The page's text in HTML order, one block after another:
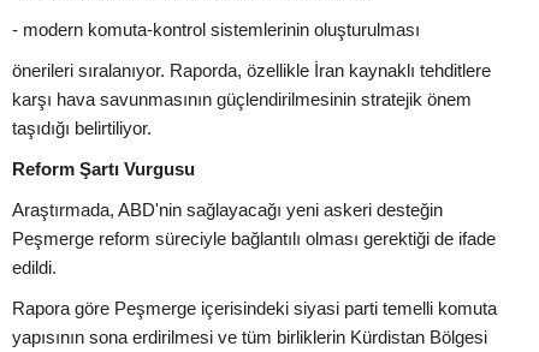
- modern komuta-kontrol sistemlerinin oluşturulması
önerileri sıralanıyor. Raporda, özellikle İran kaynaklı tehditlere
karşı hava savunmasının güçlendirilmesinin stratejik önem
taşıdığı belirtiliyor.
Reform Şartı Vurgusu
Araştırmada, ABD'nin sağlayacağı yeni askeri desteğin
Peşmerge reform süreciyle bağlantılı olması gerektiği de ifade
edildi.
Rapora göre Peşmerge içerisindeki siyasi parti temelli komuta
yapısının sona erdirilmesi ve tüm birliklerin Kürdistan Bölgesi